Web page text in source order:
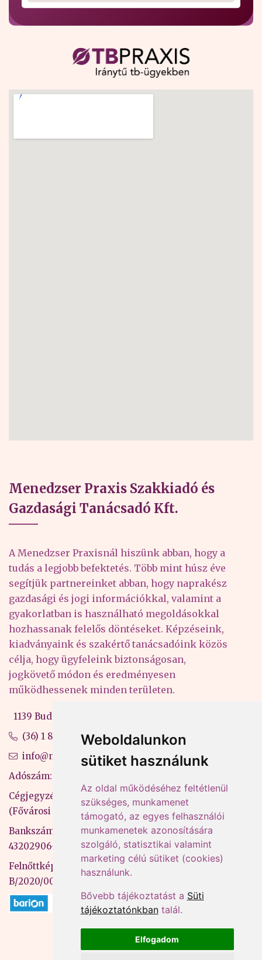
Weboldalunkon
sütiket használunk
Az oldal működéséhez feltétlenül
szükséges, munkamenet
támogató, az egyes felhasználói
munkamenetek azonosítására
szolgáló, statisztikai valamint
marketing célú sütiket (cookies)
használunk.
Bővebb tájékoztatást a Süti
tájékoztatónkbantalál.
Elfogadom
Menedzser Praxis Szakkiadó és
Gazdasági Tanácsadó Kft.
A Menedzser Praxisnál hiszünk abban, hogy a
tudás a legjobb befektetés. Több mint húsz éve
segítjük partnereinket abban, hogy naprakész
gazdasági és jogi információkkal, valamint a
gyakorlatban is használható megoldásokkal
hozhassanak felelős döntéseket. Képzéseink,
kiadványaink és szakértő tanácsadóink közös
célja, hogy ügyfeleink biztonságosan,
jogkövető módon és eredményesen
működhessenek minden területen.
1139 Budapest, Váci út 99-105. 4. em.
(36) 1 880 76 00
info@mprx.hu
Adószám: 13598145-2-41
Cégjegyzékszám: 01-09-883770
(Fővárosi Bíróság)
Bankszámlaszám: CIB Bank, 10700581-
43202906-51100005
Felnőttképzési nyilvántartási szám:
B/2020/000053